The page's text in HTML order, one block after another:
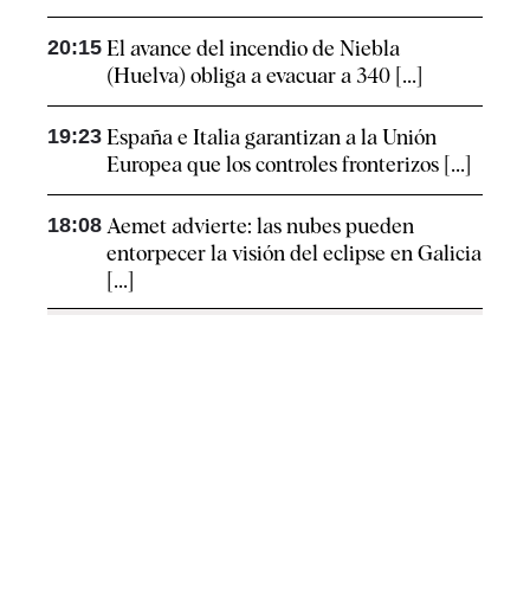
20:15 El avance del incendio de Niebla
(Huelva) obliga a evacuar a 340 [...]
19:23 España e Italia garantizan a la Unión
Europea que los controles fronterizos [...]
18:08 Aemet advierte: las nubes pueden
entorpecer la visión del eclipse en Galicia
[...]